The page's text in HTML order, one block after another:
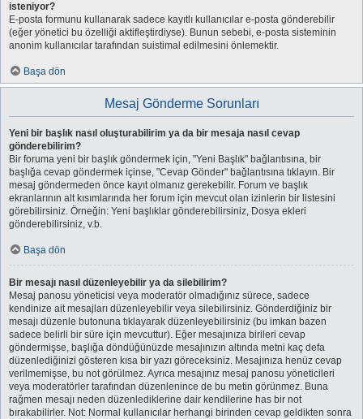
isteniyor?
E-posta formunu kullanarak sadece kayıtlı kullanıcılar e-posta gönderebilir
(eğer yönetici bu özelliği aktifleştirdiyse). Bunun sebebi, e-posta sisteminin
anonim kullanıcılar tarafından suistimal edilmesini önlemektir.
Başa dön
Mesaj Gönderme Sorunları
Yeni bir başlık nasıl oluşturabilirim ya da bir mesaja nasıl cevap
gönderebilirim?
Bir foruma yeni bir başlık göndermek için, "Yeni Başlık" bağlantısına, bir
başlığa cevap göndermek içinse, "Cevap Gönder" bağlantısına tıklayın. Bir
mesaj göndermeden önce kayıt olmanız gerekebilir. Forum ve başlık
ekranlarının alt kısımlarında her forum için mevcut olan izinlerin bir listesini
görebilirsiniz. Örneğin: Yeni başlıklar gönderebilirsiniz, Dosya ekleri
gönderebilirsiniz, v.b.
Başa dön
Bir mesajı nasıl düzenleyebilir ya da silebilirim?
Mesaj panosu yöneticisi veya moderatör olmadığınız sürece, sadece
kendinize ait mesajları düzenleyebilir veya silebilirsiniz. Gönderdiğiniz bir
mesajı düzenle butonuna tıklayarak düzenleyebilirsiniz (bu imkan bazen
sadece belirli bir süre için mevcuttur). Eğer mesajınıza birileri cevap
göndermişse, başlığa döndüğünüzde mesajınızın altında metni kaç defa
düzenlediğinizi gösteren kısa bir yazı göreceksiniz. Mesajınıza henüz cevap
verilmemişse, bu not görülmez. Ayrıca mesajınız mesaj panosu yöneticileri
veya moderatörler tarafından düzenlenince de bu metin görünmez. Buna
rağmen mesajı neden düzenlediklerine dair kendilerine has bir not
bırakabilirler. Not: Normal kullanıcılar herhangi birinden cevap geldikten sonra